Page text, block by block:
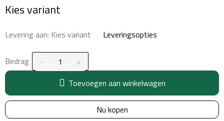
prijs:
Kies variant
Levering aan: Kies variant Leveringsopties
Bedrag
Toevoegen aan winkelwagen
Nu kopen